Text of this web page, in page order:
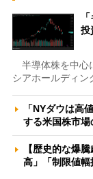
投
半導体株を中心
シアホールディ
「NYダウは高
する米国株市
【歴史的な爆
高」「制限値